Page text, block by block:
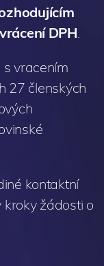
DPH.
vracením
27 členských
kontaktní
kroky žádosti o